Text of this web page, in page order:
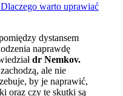
warto uprawiać
dystansem
naprawdę
dr Nemkov.
ale nie
by je naprawić,
oraz czy te skutki są